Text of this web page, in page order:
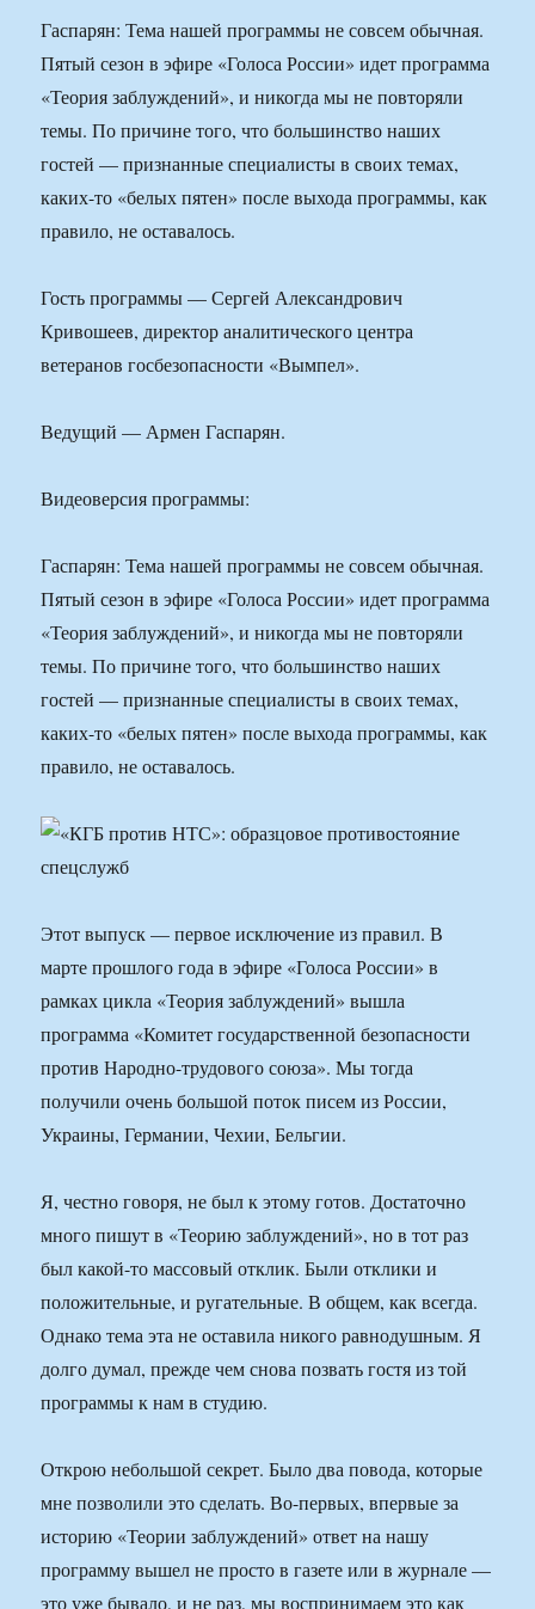
Гаспарян: Тема нашей программы не совсем обычная.
Пятый сезон в эфире «Голоса России» идет программа
«Теория заблуждений», и никогда мы не повторяли
темы. По причине того, что большинство наших
гостей — признанные специалисты в своих темах,
каких-то «белых пятен» после выхода программы, как
правило, не оставалось.
Гость программы — Сергей Александрович
Кривошеев, директор аналитического центра
ветеранов госбезопасности «Вымпел».
Ведущий — Армен Гаспарян.
Видеоверсия программы:
Гаспарян: Тема нашей программы не совсем обычная.
Пятый сезон в эфире «Голоса России» идет программа
«Теория заблуждений», и никогда мы не повторяли
темы. По причине того, что большинство наших
гостей — признанные специалисты в своих темах,
каких-то «белых пятен» после выхода программы, как
правило, не оставалось.
Этот выпуск — первое исключение из правил. В
марте прошлого года в эфире «Голоса России» в
рамках цикла «Теория заблуждений» вышла
программа «Комитет государственной безопасности
против Народно-трудового союза». Мы тогда
получили очень большой поток писем из России,
Украины, Германии, Чехии, Бельгии.
Я, честно говоря, не был к этому готов. Достаточно
много пишут в «Теорию заблуждений», но в тот раз
был какой-то массовый отклик. Были отклики и
положительные, и ругательные. В общем, как всегда.
Однако тема эта не оставила никого равнодушным. Я
долго думал, прежде чем снова позвать гостя из той
программы к нам в студию.
Открою небольшой секрет. Было два повода, которые
мне позволили это сделать. Во-первых, впервые за
историю «Теории заблуждений» ответ на нашу
программу вышел не просто в газете или в журнале —
это уже бывало, и не раз, мы воспринимаем это как